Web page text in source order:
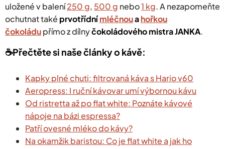
uložené v balení250 g, 500 g nebo1 kg.A nezapomeňte
ochutnat také prvotřídnímléčnouahořkou
čokoládupřímo z dílnyčokoládového mistra JANKA.
☕️Přečtěte si naše články o kávě:
Kapky plné chuti: filtrovaná káva s Hario v60
Aeropress: I ruční kávovar umí výbornou kávu
Od ristretta až po flat white: Poznáte kávové
nápoje na bázi espressa?
Patří ovesné mléko do kávy?
Na okamžik baristou: Co je flat white a jak ho